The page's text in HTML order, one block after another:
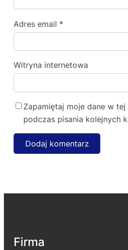
Adres email *
Witryna internetowa
Zapamiętaj moje dane w
podczas pisania kolejnych
Firma